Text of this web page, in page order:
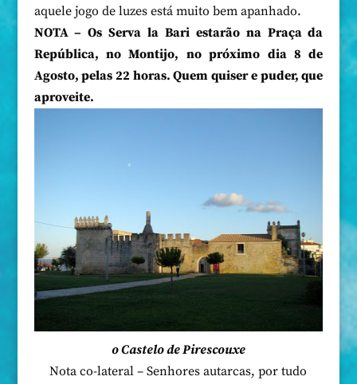
aquele jogo de luzes está muito bem apanhado.
NOTA – Os Serva la Bari estarão na Praça da
República, no Montijo, no próximo dia 8 de
Agosto, pelas 22 horas. Quem quiser e puder, que
aproveite.
o Castelo de Pirescouxe
Nota co-lateral – Senhores autarcas, por tudo